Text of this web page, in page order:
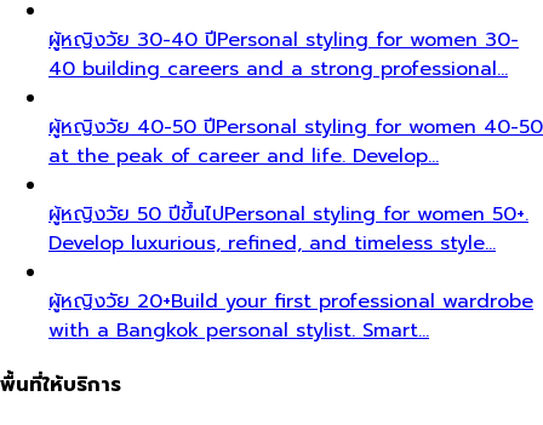
ผู้หญิงวัย 30-40 ปีPersonal styling for women 30-
40 building careers and a strong professional…
ผู้หญิงวัย 40-50 ปีPersonal styling for women 40-50
at the peak of career and life. Develop…
ผู้หญิงวัย 50 ปีขึ้นไปPersonal styling for women 50+.
Develop luxurious, refined, and timeless style…
ผู้หญิงวัย 20+Build your first professional wardrobe
with a Bangkok personal stylist. Smart…
พื้นที่ให้บริการ